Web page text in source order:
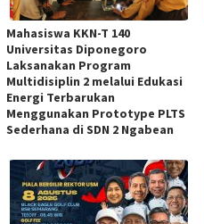
Mahasiswa KKN-T 140
Universitas Diponegoro
Laksanakan Program
Multidisiplin 2 melalui Edukasi
Energi Terbarukan
Menggunakan Prototype PLTS
Sederhana di SDN 2 Ngabean